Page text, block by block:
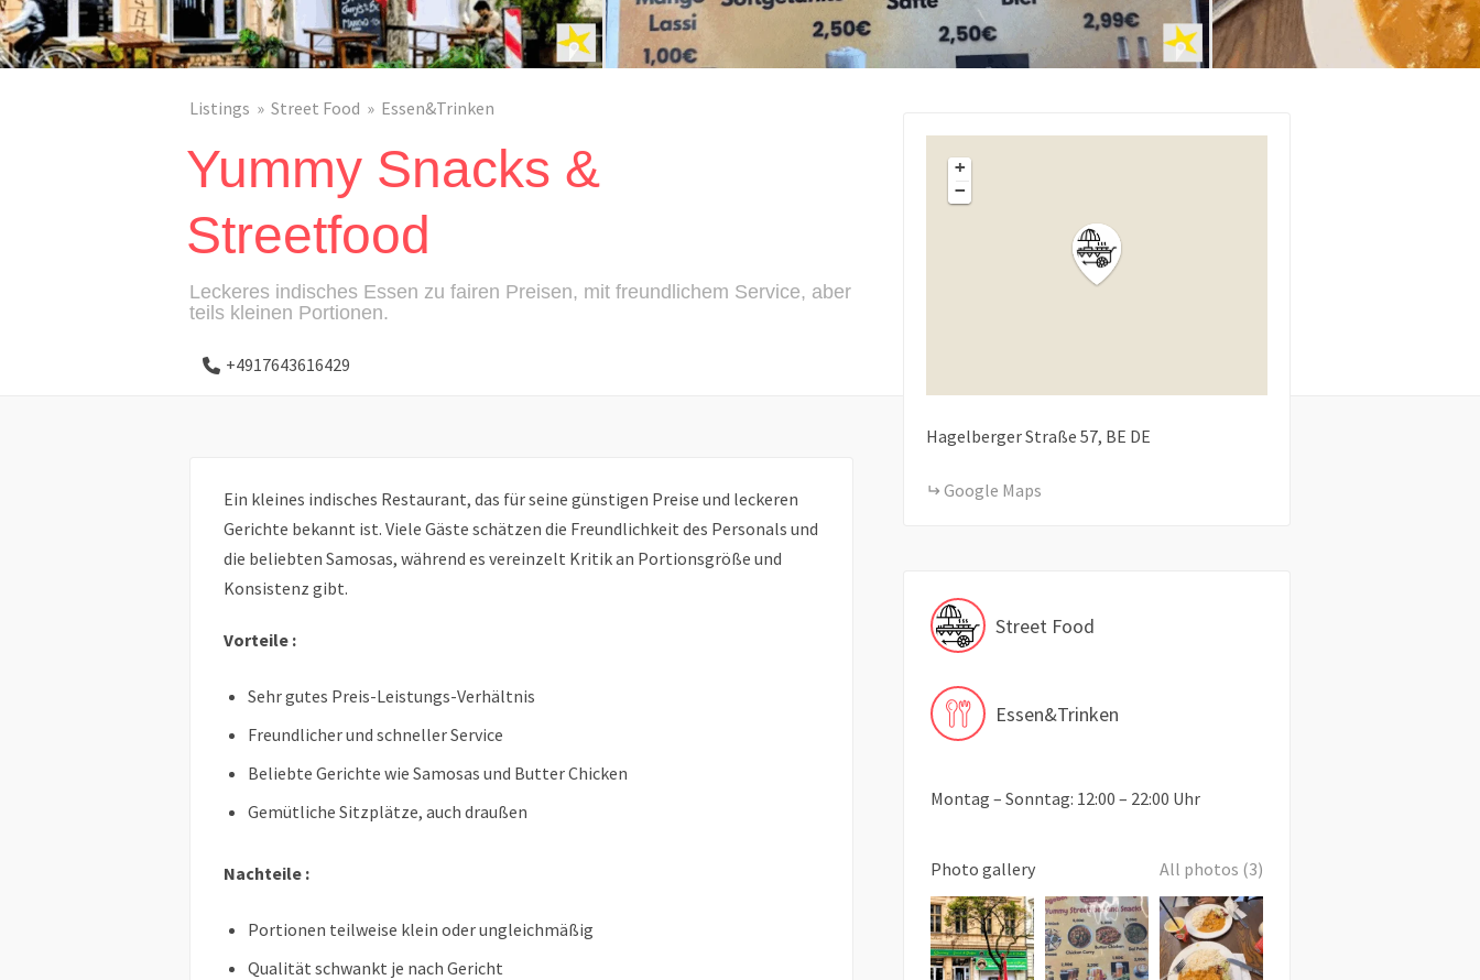
Listings Street Food Essen&Trinken
Yummy Snacks &
Streetfood
Leckeres indisches Essen zu fairen Preisen, mit freundlichem Service, aber
teils kleinen Portionen.
+4917643616429
Ein kleines indisches Restaurant, das für seine günstigen Preise und leckeren
Gerichte bekannt ist. Viele Gäste schätzen die Freundlichkeit des Personals und
die beliebten Samosas, während es vereinzelt Kritik an Portionsgröße und
Konsistenz gibt.
Vorteile :
Sehr gutes Preis-Leistungs-Verhältnis
Freundlicher und schneller Service
Beliebte Gerichte wie Samosas und Butter Chicken
Gemütliche Sitzplätze, auch draußen
Nachteile :
Portionen teilweise klein oder ungleichmäßig
Qualität schwankt je nach Gericht
+
−
Hagelberger Straße 57 BE DE
Google Maps
Street Food
Essen&Trinken
Montag – Sonntag: 12:00 – 22:00 Uhr
Photo gallery All photos (3)